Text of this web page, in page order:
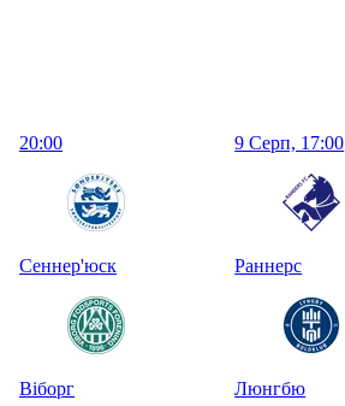
20:00
Сеннер'юск
Віборг
9 Серп, 17:00
Раннерс
Люнгбю